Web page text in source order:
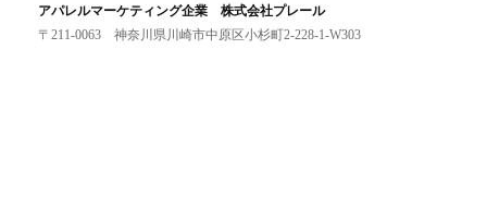
アパレルマーケティング企業 株式会社プレール
〒211-0063 神奈川県川崎市中原区小杉町2-228-1-W303